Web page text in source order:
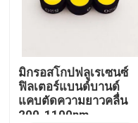
บ้าน
มิกรอสโกปฟลูเรเซนซ์
ฟิลเตอร์แบนด์บานด์
แคบตัดความยาวคลื่น
200-1100nm